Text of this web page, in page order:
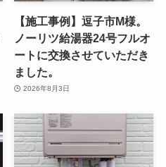
【施工事例】逗子市M様。
ノーリツ給湯器24号フルオ
ートに交換させていただき
ました。
2026年8月3日